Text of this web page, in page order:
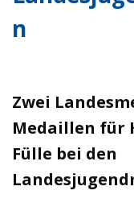
n
Zwei
Medaillen für
Fülle bei den